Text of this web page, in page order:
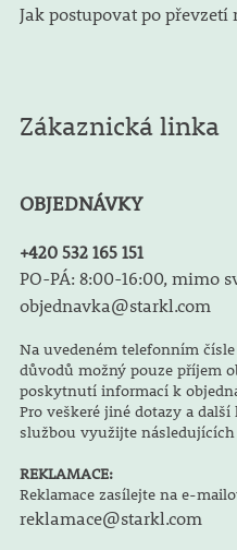
Jak postupovat po převzetí
Zákaznická linka
OBJEDNÁVKY
+420 532 165 151
PO-PÁ: 8:00-16:00, mimo
objednavka@starkl.com
Na uvedeném telefonním čísle
důvodů možný pouze příjem
poskytnutí informací k
Pro veškeré jiné dotazy a
službou využijte
REKLAMACE:
Reklamace zasílejte na e-
reklamace@starkl.com